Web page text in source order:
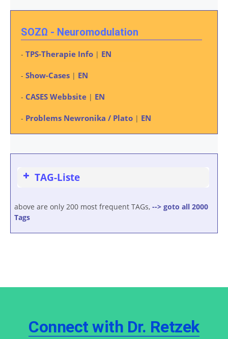
SOZΩ - Neuromodulation
- TPS-Therapie Info | EN
- Show-Cases | EN
- CASES Webbsite | EN
- Problems Newronika / Plato | EN
TAG-Liste
above are only 200 most frequent TAGs, --> goto all 2000
Tags
Connect with Dr. Retzek